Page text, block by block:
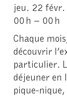
jeu. 22
00 h – 00 h
Chaque
découvrir
particulier.
déjeuner en
pique-